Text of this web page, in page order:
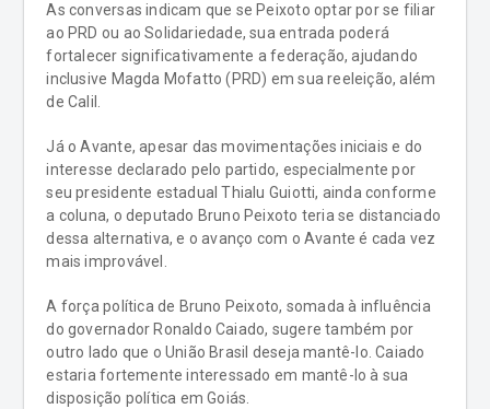
As conversas indicam que se Peixoto optar por se filiar
ao PRD ou ao Solidariedade, sua entrada poderá
fortalecer significativamente a federação, ajudando
inclusive Magda Mofatto (PRD) em sua reeleição, além
de Calil.
Já o Avante, apesar das movimentações iniciais e do
interesse declarado pelo partido, especialmente por
seu presidente estadual Thialu Guiotti, ainda conforme
a coluna, o deputado Bruno Peixoto teria se distanciado
dessa alternativa, e o avanço com o Avante é cada vez
mais improvável.
A força política de Bruno Peixoto, somada à influência
do governador Ronaldo Caiado, sugere também por
outro lado que o União Brasil deseja mantê-lo. Caiado
estaria fortemente interessado em mantê-lo à sua
disposição política em Goiás.